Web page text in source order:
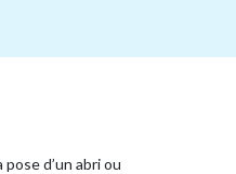
pose d’un abri ou